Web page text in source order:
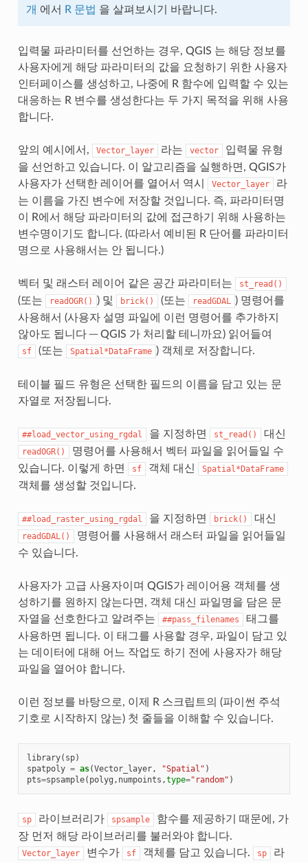
개 에서 R 문법 을 살펴보시기 바랍니다.
입력물 파라미터를 선언하는 경우, QGIS 는 해당 정보를
사용자에게 해당 파라미터의 값을 요청하기 위한 사용자
인터페이스를 생성하고, 나중에 R 함수에 입력할 수 있는
대응하는 R 변수를 생성한다는 두 가지 목적을 위해 사용
합니다.
앞의 예시에서, Vector_layer 라는 vector
입력물 유형
을 선언하고 있습니다. 이 알고리즘을 실행하면, QGIS가
사용자가 선택한 레이어를 열어서 역시
Vector_layer
라
는 이름을 가진 변수에 저장할 것입니다. 즉, 파라미터명
이 R에서 해당 파라미터의 값에 접근하기 위해 사용하는
변수명이기도 합니다. (따라서 예비된 R 단어를 파라미터
명으로 사용해서는 안 됩니다.)
벡터 및 래스터 레이어 같은 공간 파라미터는 st_read()
(또는 readOGR() ) 및 brick() (또는 readGDAL ) 명령어를
사용해서 (사용자 설명 파일에 이런 명령어를 추가하지
않아도 됩니다 ─ QGIS 가 처리할 테니까요) 읽어들여
sf (또는 Spatial*DataFrame ) 객체로 저장합니다.
테이블 필드 유형은 선택한 필드의 이름을 담고 있는 문
자열로 저장됩니다.
##load_vector_using_rgdal 을 지정하면 st_read() 대신
readOGR()
명령어를 사용해서 벡터 파일을 읽어들일 수
있습니다. 이렇게 하면
sf 객체 대신 Spatial*DataFrame
객체를 생성할 것입니다.
##load_raster_using_rgdal 을 지정하면 brick() 대신
readGDAL()
명령어를 사용해서 래스터 파일을 읽어들일
수 있습니다.
사용자가 고급 사용자이며 QGIS가 레이어용 객체를 생
성하기를 원하지 않는다면, 객체 대신 파일명을 담은 문
자열을 선호한다고 알려주는
##pass_filenames
태그를
사용하면 됩니다. 이 태그를 사용할 경우, 파일이 담고 있
는 데이터에 대해 어느 작업도 하기 전에 사용자가 해당
파일을 열어야 합니다.
이런 정보를 바탕으로, 이제 R 스크립트의 (파이썬 주석
기호로 시작하지 않는) 첫 줄들을 이해할 수 있습니다.
library( sp)
spatpoly = as(Vector_layer, "Spatial" )
pts=spsample( polyg , numpoints ,type="random" )
sp 라이브러리가 spsample
함수를 제공하기 때문에, 가
장 먼저 해당 라이브러리를 불러와야 합니다.
Vector_layer 변수가 sf 객체를 담고 있습니다. sp
라